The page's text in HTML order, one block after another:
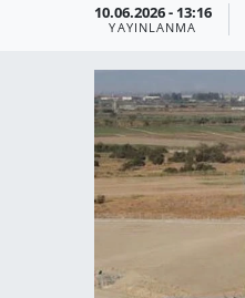
10.06.2026 - 13:16
YAYINLANMA